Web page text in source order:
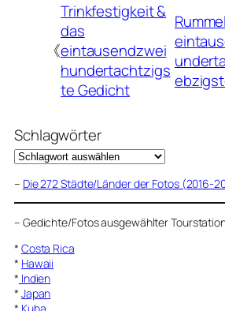
《
Trinkfestigkeit &
das
eintausendzwei
hundertachtzigs
te Gedicht
Schlagwörter
– Die 272 Städte/Länder der Fotos (2016-
– Gedichte/Fotos ausgewählter
* Costa Rica
* Hawaii
* Indien
* Japan
* Kuba